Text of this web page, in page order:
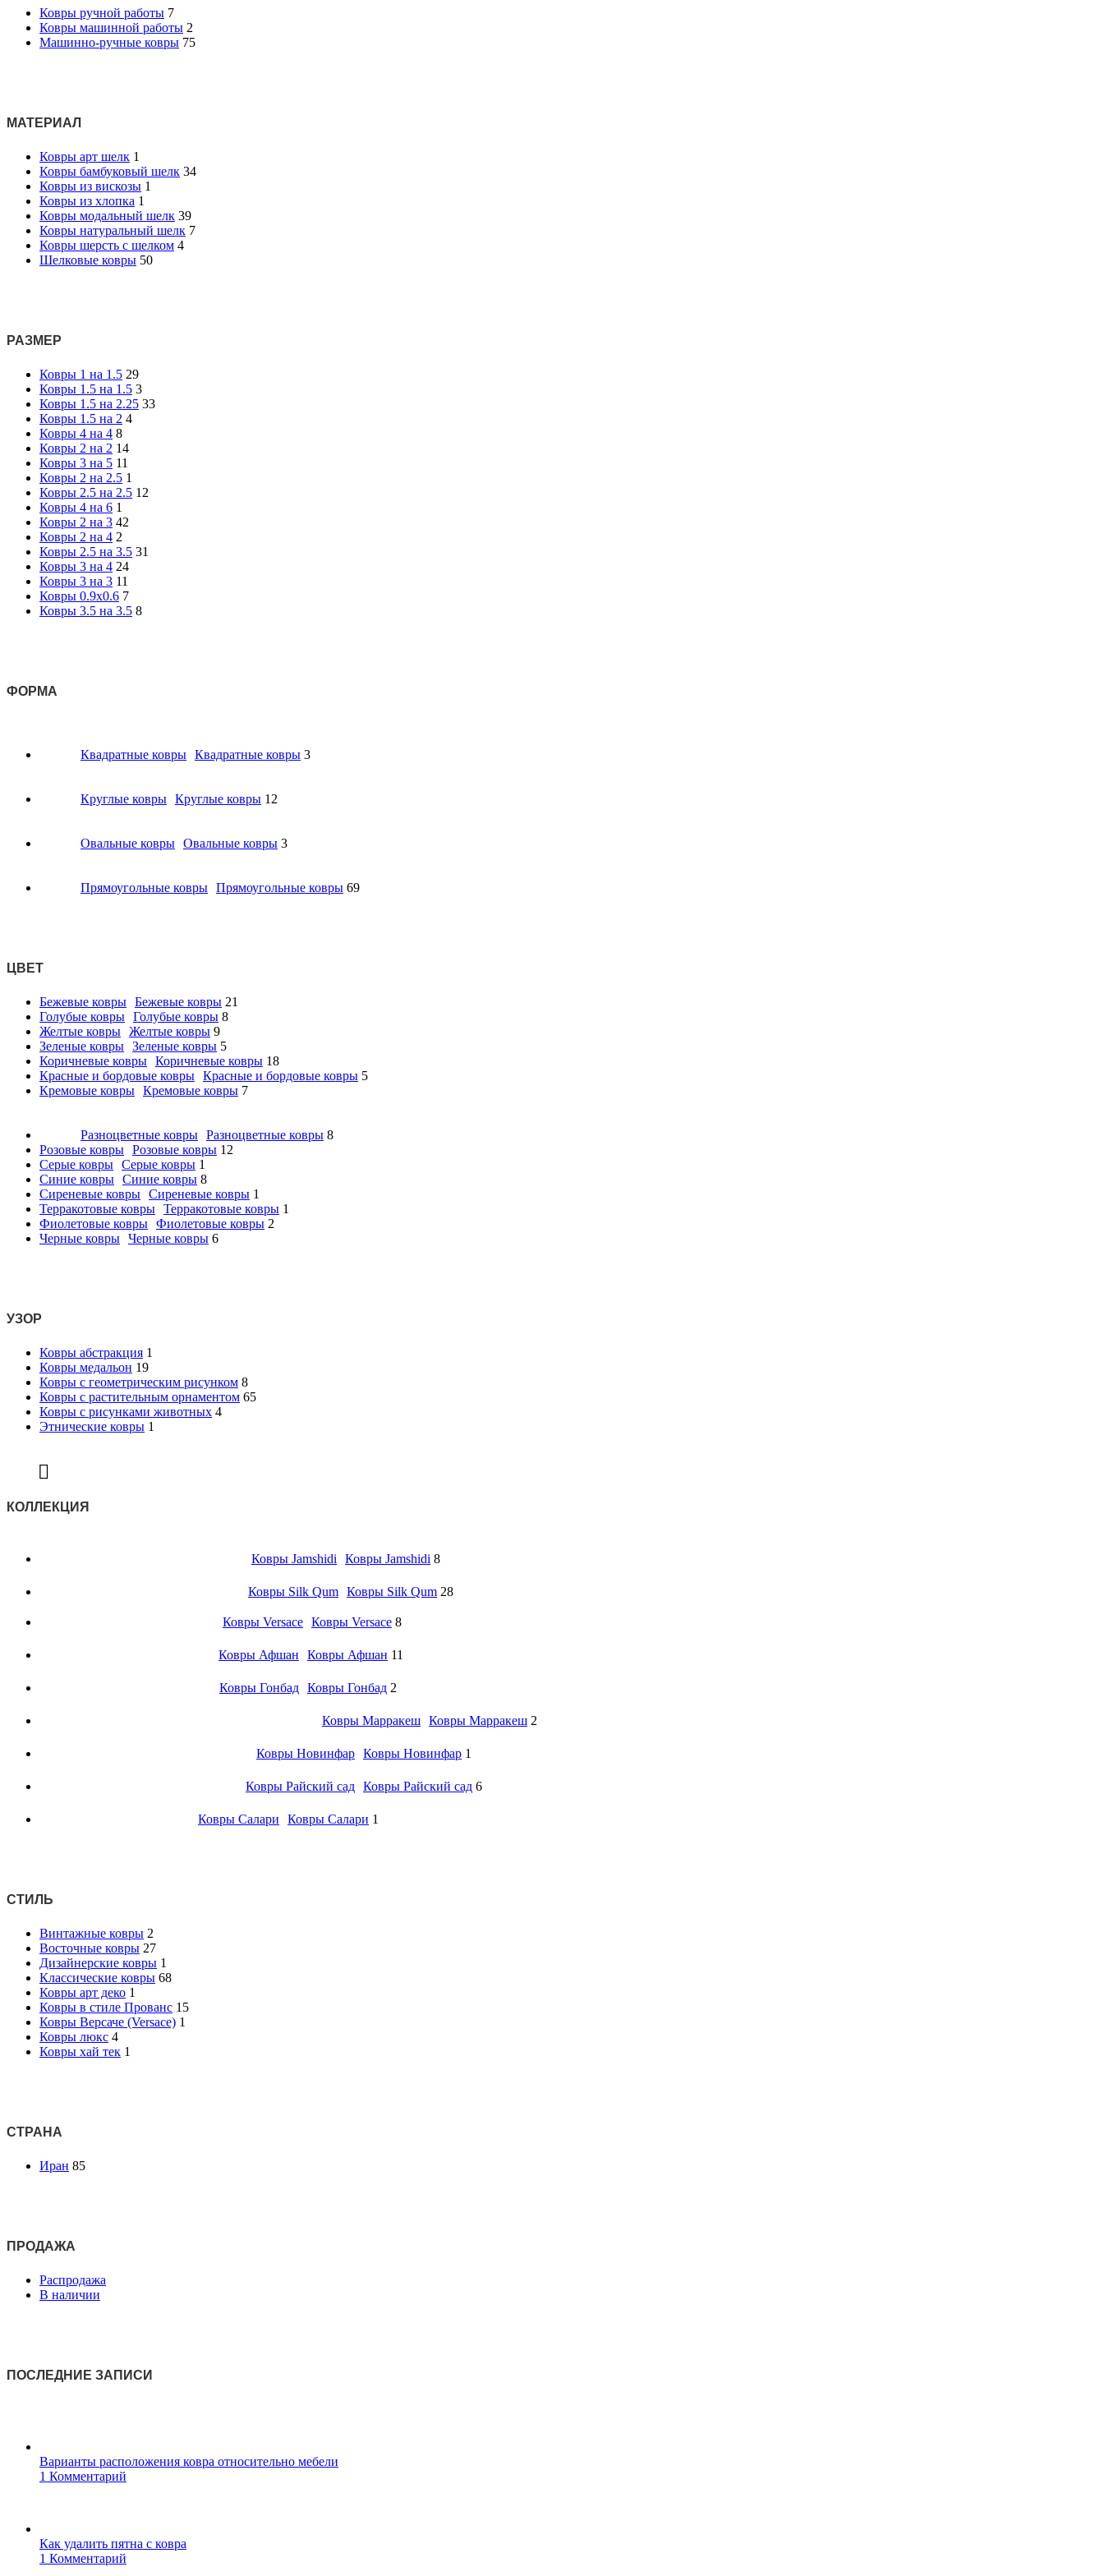
Ковры ручной работы 7
Ковры машинной работы 2
Машинно-ручные ковры 75
МАТЕРИАЛ
Ковры арт шелк 1
Ковры бамбуковый шелк 34
Ковры из вискозы 1
Ковры из хлопка 1
Ковры модальный шелк 39
Ковры натуральный шелк 7
Ковры шерсть с шелком 4
Шелковые ковры 50
РАЗМЕР
Ковры 1 на 1.5 29
Ковры 1.5 на 1.5 3
Ковры 1.5 на 2.25 33
Ковры 1.5 на 2 4
Ковры 4 на 4 8
Ковры 2 на 2 14
Ковры 3 на 5 11
Ковры 2 на 2.5 1
Ковры 2.5 на 2.5 12
Ковры 4 на 6 1
Ковры 2 на 3 42
Ковры 2 на 4 2
Ковры 2.5 на 3.5 31
Ковры 3 на 4 24
Ковры 3 на 3 11
Ковры 0.9х0.6 7
Ковры 3.5 на 3.5 8
ФОРМА
Квадратные ковры Квадратные ковры 3
Круглые ковры Круглые ковры 12
Овальные ковры Овальные ковры 3
Прямоугольные ковры Прямоугольные ковры 69
ЦВЕТ
Бежевые ковры Бежевые ковры 21
Голубые ковры Голубые ковры 8
Желтые ковры Желтые ковры 9
Зеленые ковры Зеленые ковры 5
Коричневые ковры Коричневые ковры 18
Красные и бордовые ковры Красные и бордовые ковры 5
Кремовые ковры Кремовые ковры 7
Разноцветные ковры Разноцветные ковры 8
Розовые ковры Розовые ковры 12
Серые ковры Серые ковры 1
Синие ковры Синие ковры 8
Сиреневые ковры Сиреневые ковры 1
Терракотовые ковры Терракотовые ковры 1
Фиолетовые ковры Фиолетовые ковры 2
Черные ковры Черные ковры 6
УЗОР
Ковры абстракция 1
Ковры медальон 19
Ковры с геометрическим рисунком 8
Ковры с растительным орнаментом 65
Ковры с рисунками животных 4
Этнические ковры 1
КОЛЛЕКЦИЯ
Ковры Jamshidi Ковры Jamshidi 8
Ковры Silk Qum Ковры Silk Qum 28
Ковры Versace Ковры Versace 8
Ковры Афшан Ковры Афшан 11
Ковры Гонбад Ковры Гонбад 2
Ковры Марракеш Ковры Марракеш 2
Ковры Новинфар Ковры Новинфар 1
Ковры Райский сад Ковры Райский сад 6
Ковры Салари Ковры Салари 1
СТИЛЬ
Винтажные ковры 2
Восточные ковры 27
Дизайнерские ковры 1
Классические ковры 68
Ковры арт деко 1
Ковры в стиле Прованс 15
Ковры Версаче (Versace) 1
Ковры люкс 4
Ковры хай тек 1
СТРАНА
Иран 85
ПРОДАЖА
Распродажа
В наличии
ПОСЛЕДНИЕ ЗАПИСИ
Варианты расположения ковра относительно мебели
1 Комментарий
Как удалить пятна с ковра
1 Комментарий